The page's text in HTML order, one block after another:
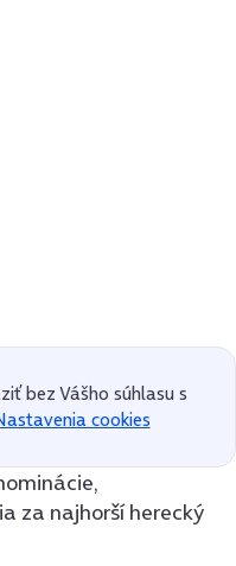
bez Vášho súhlasu s
cookies
za najhorší herecký